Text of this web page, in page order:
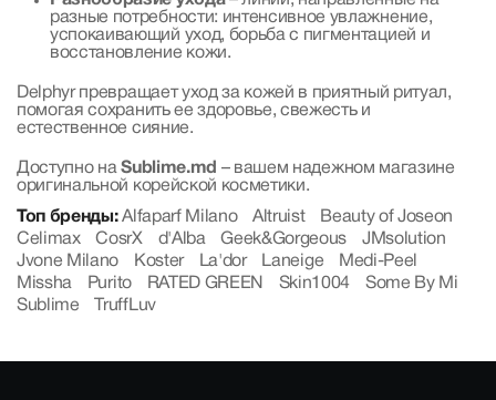
разные потребности: интенсивное увлажнение,
успокаивающий уход, борьба с пигментацией и
восстановление кожи.
Delphyr превращает уход за кожей в приятный ритуал,
помогая сохранить ее здоровье, свежесть и
естественное сияние.
Доступно наSublime.md – вашем надежном магазине
оригинальной корейской косметики.
Топ бренды: Alfaparf Milano Altruist
Beauty of Joseon
Celimax
CosrX d'Alba Geek&Gorgeous
JMsolution
Jvone Milano
Koster La'dor Laneige
Medi-Peel
Missha
Purito RATED GREEN Skin1004
Some By Mi
Sublime
TruffLuv